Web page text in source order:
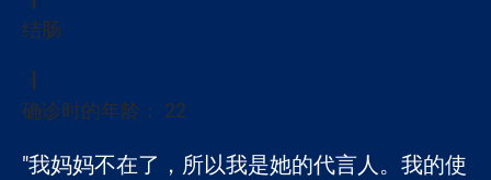
结肠
确诊时的年龄： 22
"我妈妈不在了，所以我是她的代言人。我的使